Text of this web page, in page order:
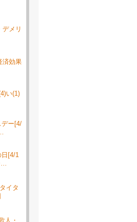
メリ
済効果
い(1)
デー[4/
日[4/1
…
イタ
人・